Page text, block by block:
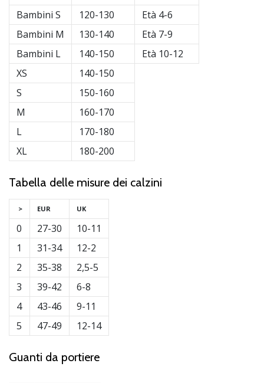
Bambini S
Bambini M
Bambini L
XS
S
M
L
XL
120-130
130-140
140-150
140-150
150-160
160-170
170-180
180-200
Età 4-6
Età 7-9
Età 10-12
Tabella delle misure dei calzini
>
0
1
2
3
4
5
EUR
27-30
31-34
35-38
39-42
43-46
47-49
UK
10-11
12-2
2,5-5
6-8
9-11
12-14
Guanti da portiere